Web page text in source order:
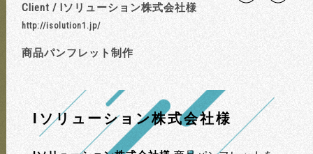
Client / Iソリューション株式会社様
http://isolution1.jp/
商品パンフレット制作
Iソリューション株式会社様